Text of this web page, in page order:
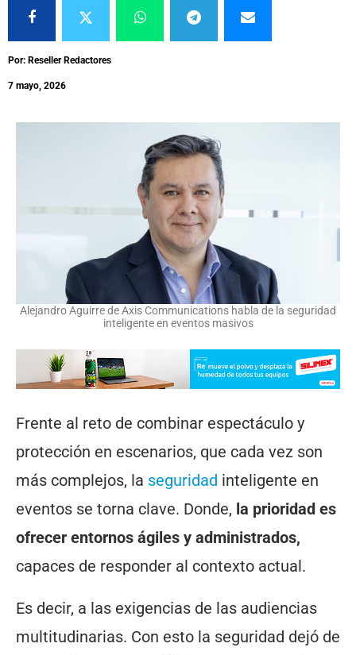
Por: Reseller Redactores
7 mayo, 2026
Alejandro Aguirre de Axis Communications habla de la seguridad
inteligente en eventos masivos
Frente al reto de combinar espectáculo y
protección en escenarios, que cada vez son
más complejos, la seguridad inteligente en
eventos se torna clave. Donde, la prioridad es
ofrecer entornos ágiles y administrados,
capaces de responder al contexto actual.
Es decir, a las exigencias de las audiencias
multitudinarias. Con esto la seguridad dejó de